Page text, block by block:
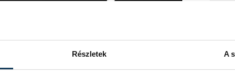
Részletek A